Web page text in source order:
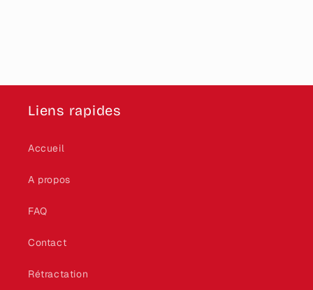
Liens rapides
Accueil
A propos
FAQ
Contact
Rétractation